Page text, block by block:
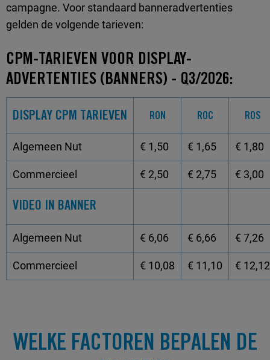
campagne. Voor standaard banneradvertenties
gelden de volgende tarieven:
CPM-TARIEVEN VOOR DISPLAY-
ADVERTENTIES (BANNERS) - Q3/2026:
DISPLAY CPM TARIEVEN RON ROC ROS
Algemeen Nut € 1,50 € 1,65 € 1,80
Commercieel € 2,50 € 2,75 € 3,00
VIDEO IN BANNER
Algemeen Nut € 6,06 € 6,66 € 7,26
Commercieel € 10,08 € 11,10 € 12,12
WELKE FACTOREN BEPALEN DE